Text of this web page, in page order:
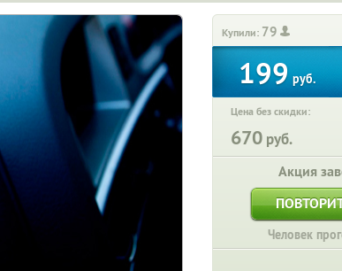
Купили: 79
199 руб.
Цена без скидки:
670 руб.
Акция
Человек